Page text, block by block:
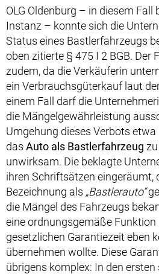
OLG Oldenburg – in diesem Fall
Instanz – konnte sich die
Status eines Bastlerfahrzeugs
oben zitierte § 475 I 2 BGB. Der
zudem, da die Verkäuferin
ein Verbrauchsgüterkauf laut
einem Fall darf die
die Mängelgewährleistung
Umgehung dieses Verbots etwa
das Auto als Bastlerfahrzeug
unwirksam. Die beklagte
ihren Schriftsätzen eingeräumt,
Bezeichnung als „Bastlerauto”
die Mängel des Fahrzeugs
eine ordnungsgemäße Funktion
gesetzlichen Garantiezeit eben
übernehmen wollte. Diese
übrigens komplex: In den